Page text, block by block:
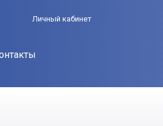
Личный кабинет